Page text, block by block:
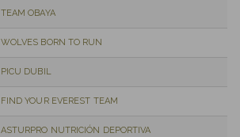
TEAM OBAYA
WOLVES BORN TO RUN
PICU DUBIL
FIND YOUR EVEREST TEAM
ASTURPRO NUTRICIÓN DEPORTIVA